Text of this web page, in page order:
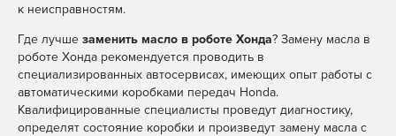
к неисправностям.
Где лучше заменить масло в роботе Хонда? Замену масла в
роботе Хонда рекомендуется проводить в
специализированных автосервисах, имеющих опыт работы с
автоматическими коробками передач Honda.
Квалифицированные специалисты проведут диагностику,
определят состояние коробки и произведут замену масла с